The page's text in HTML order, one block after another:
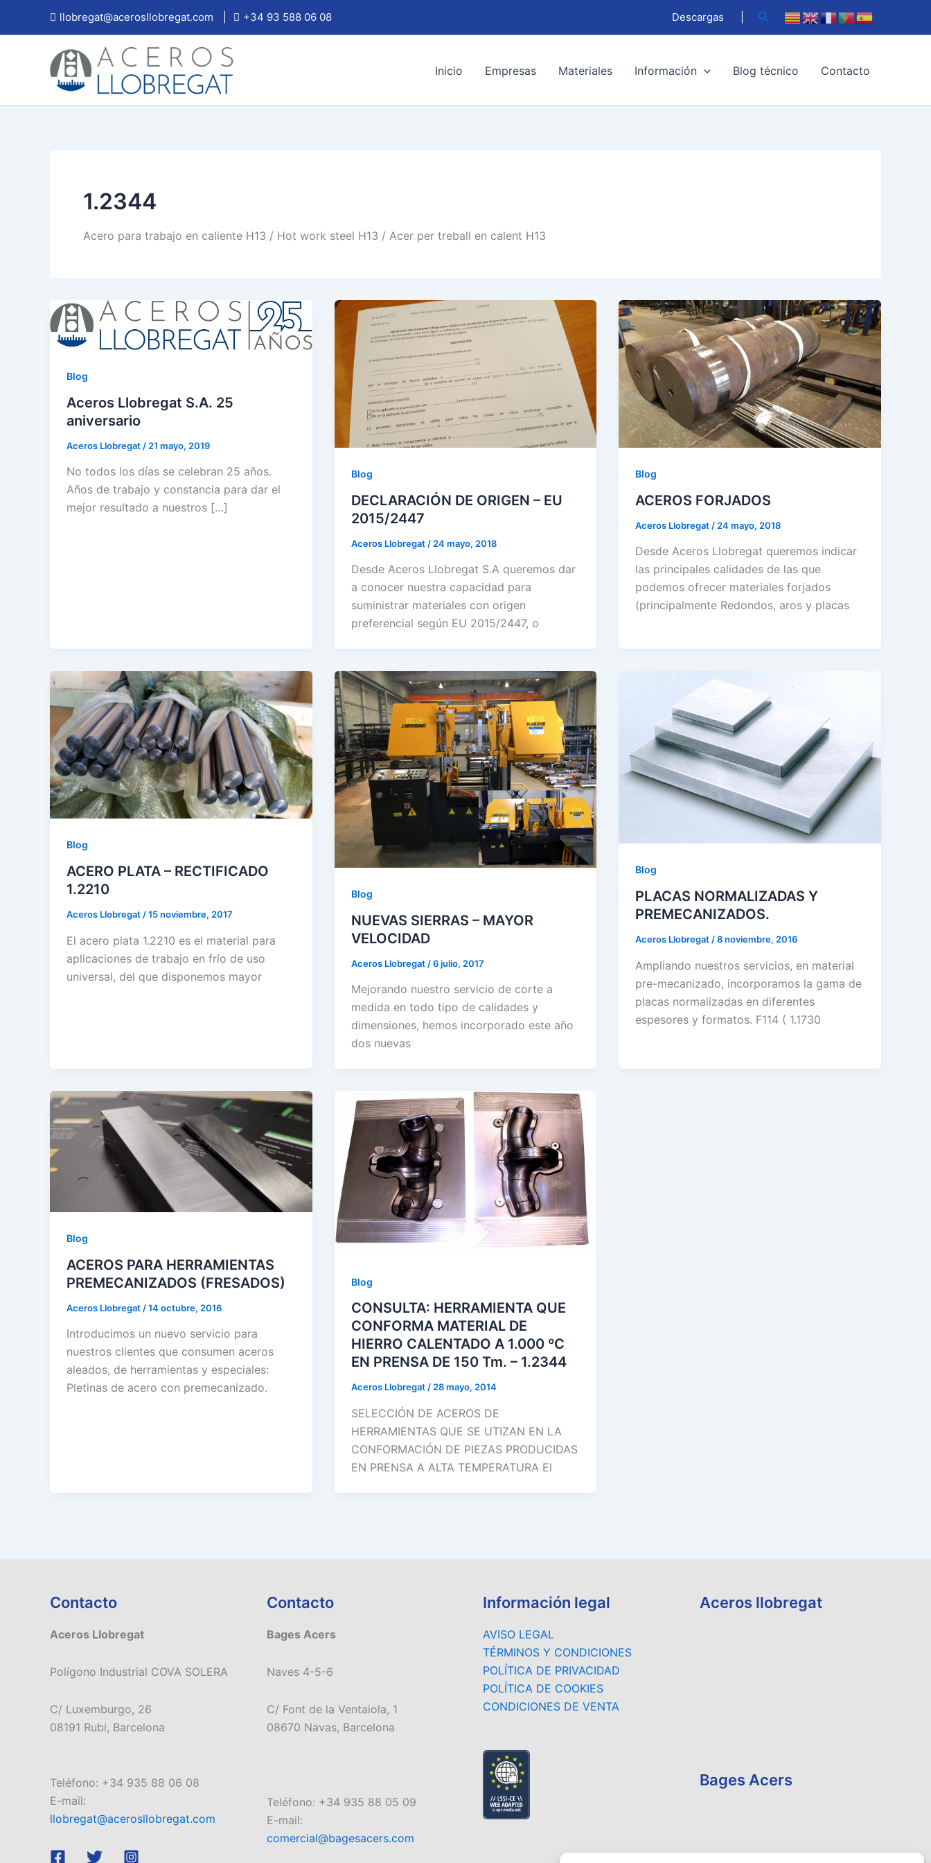
llobregat@acerosllobregat.com +34 93 588 06 08 Descargas Buscar
Inicio Empresas Materiales Información Blog técnico Contacto
1.2344
Acero para trabajo en caliente H13 / Hot work steel H13 / Acer per treball en calent H13
Blog
Aceros Llobregat S.A. 25
aniversario
Aceros Llobregat / 21 mayo, 2019
No todos los días se celebran 25 años.
Años de trabajo y constancia para dar el
mejor resultado a nuestros […]
Blog
DECLARACIÓN DE ORIGEN – EU
2015/2447
Aceros Llobregat / 24 mayo, 2018
Desde Aceros Llobregat S.A queremos dar
a conocer nuestra capacidad para
suministrar materiales con origen
preferencial según EU 2015/2447, o
Blog
ACEROS FORJADOS
Aceros Llobregat / 24 mayo, 2018
Desde Aceros Llobregat queremos indicar
las principales calidades de las que
podemos ofrecer materiales forjados
(principalmente Redondos, aros y placas
Blog
ACERO PLATA – RECTIFICADO
1.2210
Aceros Llobregat /15 noviembre, 2017
El acero plata 1.2210 es el material para
aplicaciones de trabajo en frío de uso
universal, del que disponemos mayor
Blog
NUEVAS SIERRAS – MAYOR
VELOCIDAD
Aceros Llobregat /6 julio, 2017
Mejorando nuestro servicio de corte a
medida en todo tipo de calidades y
dimensiones, hemos incorporado este año
dos nuevas
Blog
PLACAS NORMALIZADAS Y
PREMECANIZADOS.
Aceros Llobregat /8 noviembre, 2016
Ampliando nuestros servicios, en material
pre-mecanizado, incorporamos la gama de
placas normalizadas en diferentes
espesores y formatos. F114 ( 1.1730
Blog
ACEROS PARA HERRAMIENTAS
PREMECANIZADOS (FRESADOS)
Aceros Llobregat /14 octubre, 2016
Introducimos un nuevo servicio para
nuestros clientes que consumen aceros
aleados, de herramientas y especiales:
Pletinas de acero con premecanizado.
Blog
CONSULTA: HERRAMIENTA QUE
CONFORMA MATERIAL DE
HIERRO CALENTADO A 1.000 ºC
EN PRENSA DE 150 Tm. – 1.2344
Aceros Llobregat/28 mayo, 2014
SELECCIÓN DE ACEROS DE
HERRAMIENTAS QUE SE UTIZAN EN LA
CONFORMACIÓN DE PIEZAS PRODUCIDAS
EN PRENSA A ALTA TEMPERATURA El
Contacto
Aceros Llobregat
Polígono Industrial COVA SOLERA
C/ Luxemburgo, 26
08191 Rubi, Barcelona
Teléfono: +34 935 88 06 08
E-mail:
llobregat@acerosllobregat.com
Contacto
Bages Acers
Naves 4-5-6
C/ Font de la Ventaiola, 1
08670 Navas, Barcelona
Teléfono: +34 935 88 05 09
E-mail:
comercial@bagesacers.com
Información legal
AVISO LEGAL
TÉRMINOS Y CONDICIONES
POLÍTICA DE PRIVACIDAD
POLÍTICA DE COOKIES
CONDICIONES DE VENTA
Aceros llobregat
Bages Acers